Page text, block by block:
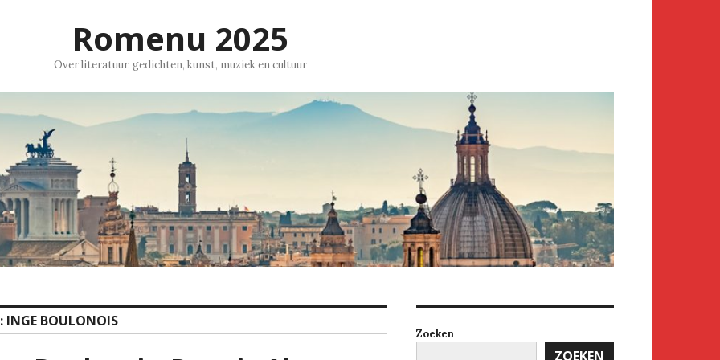
Romenu 2025
Over literatuur, gedichten, kunst, muziek en cultuur
INGE BOULONOIS
Zoeken
ZOEKEN